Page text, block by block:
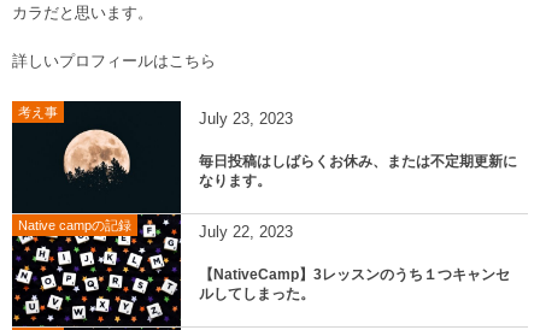
カラだと思います。
詳しいプロフィールはこちら
考え事 July 23, 2023
毎日投稿はしばらくお休み、または不定期更新に
なります。
Native campの記録 July 22, 2023
【NativeCamp】3レッスンのうち１つキャンセ
ルしてしまった。